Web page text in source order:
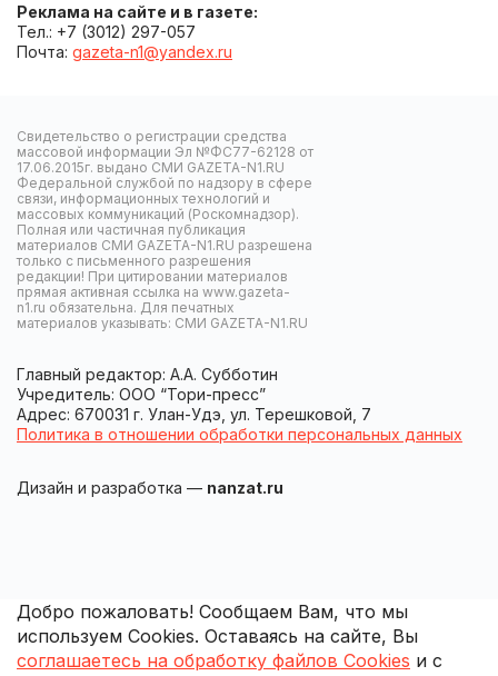
Реклама на сайте и в газете:
Тел.: +7 (3012) 297-057
Почта: gazeta-n1@yandex.ru
Свидетельство о регистрации средства
массовой информации Эл №ФС77-62128 от
17.06.2015г. выдано СМИ GAZETA-N1.RU
Федеральной службой по надзору в сфере
связи, информационных технологий и
массовых коммуникаций (Роскомнадзор).
Полная или частичная публикация
материалов СМИ GAZETA-N1.RU разрешена
только с письменного разрешения
редакции! При цитировании материалов
прямая активная ссылка на www.gazeta-
n1.ru обязательна. Для печатных
материалов указывать: СМИ GAZETA-N1.RU
Главный редактор: А.А. Субботин
Учредитель: ООО “Тори-пресс”
Адрес: 670031 г. Улан-Удэ, ул. Терешковой, 7
Политика в отношении обработки персональных данных
Дизайн и разработка — nanzat.ru
Добро пожаловать! Сообщаем Вам, что мы
используем Cookies. Оставаясь на сайте, Вы
соглашаетесь на обработку файлов Cookies и с